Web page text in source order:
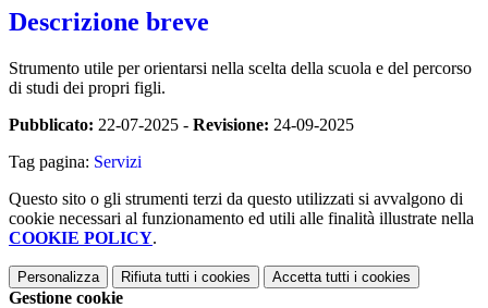
Descrizione breve
Strumento utile per orientarsi nella scelta della scuola e del percorso
di studi dei propri figli.
Pubblicato: 22-07-2025 - Revisione: 24-09-2025
Tag pagina: Servizi
Questo sito o gli strumenti terzi da questo utilizzati si avvalgono di
cookie necessari al funzionamento ed utili alle finalità illustrate nella
COOKIE POLICY.
Personalizza Rifiuta tutti i cookies Accetta tutti i cookies
Gestione cookie